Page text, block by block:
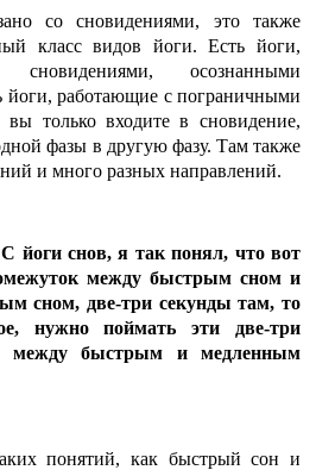
со сновидениями, это также
класс видов йоги. Есть йоги,
осознанными
йоги, работающие с пограничными
вы только входите в сновидение,
фазы в другую фазу. Там также
и много разных направлений.
йоги снов, я так понял, что вот
между быстрым сном и
сном, две-три секунды там, то
нужно поймать эти две-три
между быстрым и медленным
понятий, как быстрый сон и